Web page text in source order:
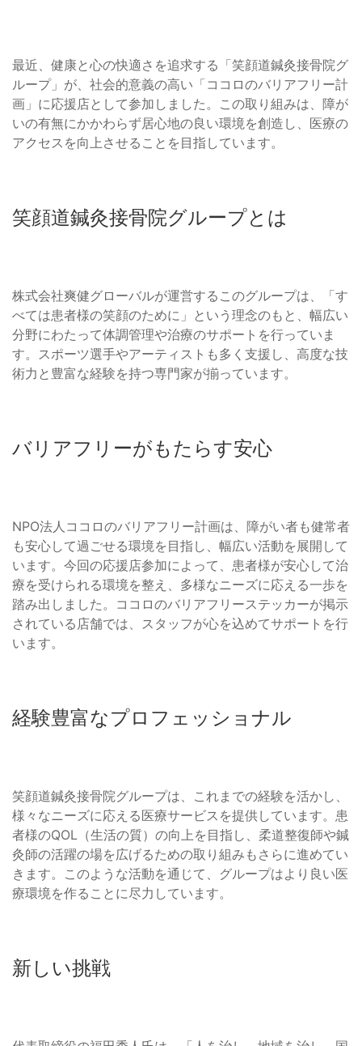
最近、健康と心の快適さを追求する「笑顔道鍼灸接骨院グ
ループ」が、社会的意義の高い「ココロのバリアフリー計
画」に応援店として参加しました。この取り組みは、障が
いの有無にかかわらず居心地の良い環境を創造し、医療の
アクセスを向上させることを目指しています。
笑顔道鍼灸接骨院グループとは
株式会社爽健グローバルが運営するこのグループは、「す
べては患者様の笑顔のために」という理念のもと、幅広い
分野にわたって体調管理や治療のサポートを行っていま
す。スポーツ選手やアーティストも多く支援し、高度な技
術力と豊富な経験を持つ専門家が揃っています。
バリアフリーがもたらす安心
NPO法人ココロのバリアフリー計画は、障がい者も健常者
も安心して過ごせる環境を目指し、幅広い活動を展開して
います。今回の応援店参加によって、患者様が安心して治
療を受けられる環境を整え、多様なニーズに応える一歩を
踏み出しました。ココロのバリアフリーステッカーが掲示
されている店舗では、スタッフが心を込めてサポートを行
います。
経験豊富なプロフェッショナル
笑顔道鍼灸接骨院グループは、これまでの経験を活かし、
様々なニーズに応える医療サービスを提供しています。患
者様のQOL（生活の質）の向上を目指し、柔道整復師や鍼
灸師の活躍の場を広げるための取り組みもさらに進めてい
きます。このような活動を通じて、グループはより良い医
療環境を作ることに尽力しています。
新しい挑戦